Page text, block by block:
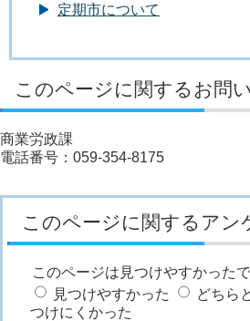
定期市について
このページに関するお問
商業労政課
電話番号：059-354-8175
このページに関するアン
このページは見つけやすかった
見つけやすかった
どちら
つけにくかった